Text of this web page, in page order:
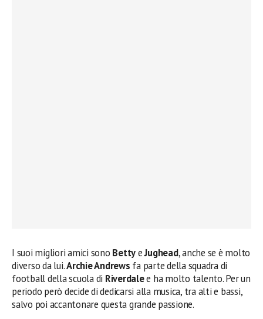
I suoi migliori amici sono BettyeJughead, anche se è molto
diverso da lui.Archie Andrews fa parte della squadra di
football della scuola di Riverdalee ha molto talento. Per un
periodo però decide di dedicarsi alla musica, tra alti e bassi,
salvo poi accantonare questa grande passione.